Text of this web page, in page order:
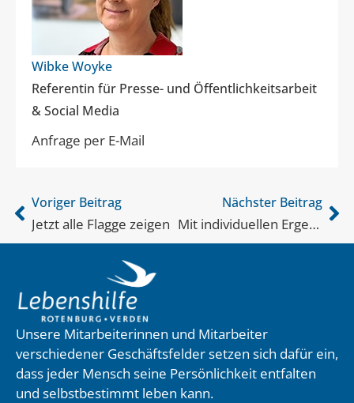
Wibke Woyke
Referentin für Presse- und Öffentlichkeitsarbeit
& Social Media
Anfrage per E-Mail
Voriger Beitrag
Jetzt alle Flagge zeigen
Nächster Beitrag
Mit individuellen Ergebnissen
Unsere Mitarbeiterinnen und Mitarbeiter
verschiedener Geschäftsfelder setzen sich dafür ein,
dass jeder Mensch seine Persönlichkeit entfalten
und selbstbestimmt leben kann.